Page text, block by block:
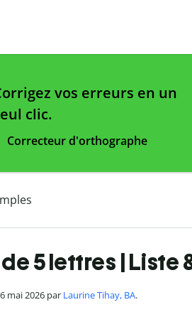
vos erreurs en un
clic.
Correcteur d'orthographe
5 lettres | Liste
mai 2026 par Laurine Tihay, BA.